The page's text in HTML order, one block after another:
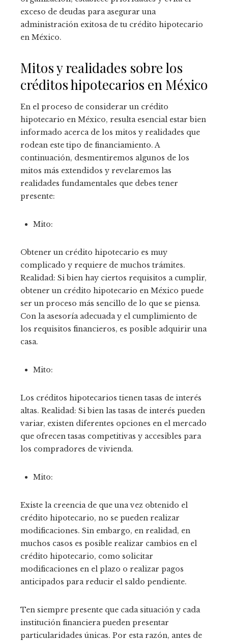
exceso de deudas para asegurar una
administración exitosa de tu crédito hipotecario
en México.
Mitos y realidades sobre los
créditos hipotecarios en México
En el proceso de considerar un crédito
hipotecario en México, resulta esencial estar bien
informado acerca de los mitos y realidades que
rodean este tipo de financiamiento. A
continuación, desmentiremos algunos de los
mitos más extendidos y revelaremos las
realidades fundamentales que debes tener
presente:
Mito:
Obtener un crédito hipotecario es muy
complicado y requiere de muchos trámites.
Realidad: Si bien hay ciertos requisitos a cumplir,
obtener un crédito hipotecario en México puede
ser un proceso más sencillo de lo que se piensa.
Con la asesoría adecuada y el cumplimiento de
los requisitos financieros, es posible adquirir una
casa.
Mito:
Los créditos hipotecarios tienen tasas de interés
altas. Realidad: Si bien las tasas de interés pueden
variar, existen diferentes opciones en el mercado
que ofrecen tasas competitivas y accesibles para
los compradores de vivienda.
Mito:
Existe la creencia de que una vez obtenido el
crédito hipotecario, no se pueden realizar
modificaciones. Sin embargo, en realidad, en
muchos casos es posible realizar cambios en el
crédito hipotecario, como solicitar
modificaciones en el plazo o realizar pagos
anticipados para reducir el saldo pendiente.
Ten siempre presente que cada situación y cada
institución financiera pueden presentar
particularidades únicas. Por esta razón, antes de